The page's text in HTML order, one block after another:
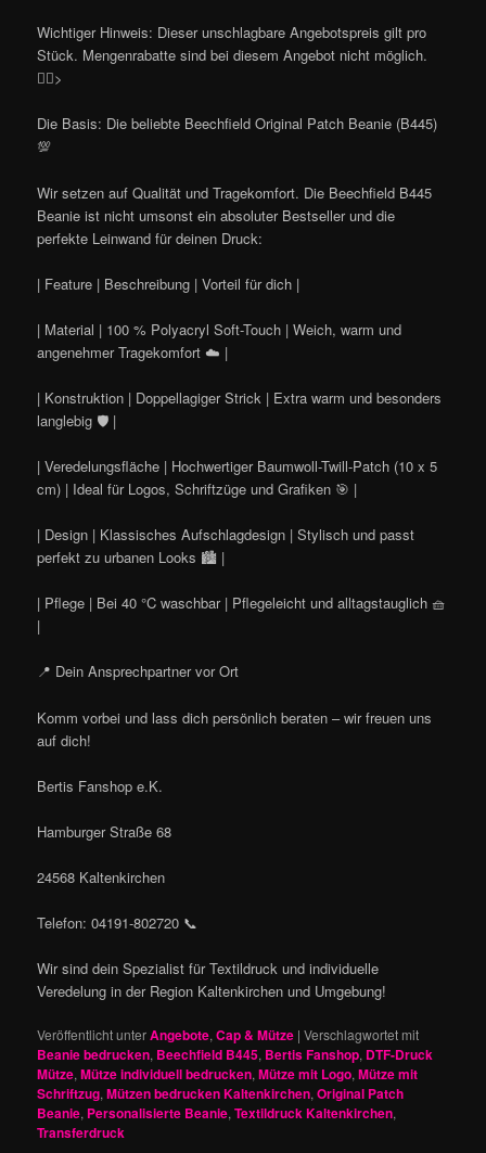
Wichtiger Hinweis: Dieser unschlagbare Angebotspreis gilt pro
Stück. Mengenrabatte sind bei diesem Angebot nicht möglich.
🙅‍♂️>
Die Basis: Die beliebte Beechfield Original Patch Beanie (B445)
💯
Wir setzen auf Qualität und Tragekomfort. Die Beechfield B445
Beanie ist nicht umsonst ein absoluter Bestseller und die
perfekte Leinwand für deinen Druck:
| Feature | Beschreibung | Vorteil für dich |
| Material | 100 % Polyacryl Soft-Touch | Weich, warm und
angenehmer Tragekomfort ☁️ |
| Konstruktion | Doppellagiger Strick | Extra warm und besonders
langlebig 🛡️ |
| Veredelungsfläche | Hochwertiger Baumwoll-Twill-Patch (10 x 5
cm) | Ideal für Logos, Schriftzüge und Grafiken 🎯 |
| Design | Klassisches Aufschlagdesign | Stylisch und passt
perfekt zu urbanen Looks 🏙️ |
| Pflege | Bei 40 °C waschbar | Pflegeleicht und alltagstauglich 🧺
|
📍 Dein Ansprechpartner vor Ort
Komm vorbei und lass dich persönlich beraten – wir freuen uns
auf dich!
Bertis Fanshop e.K.
Hamburger Straße 68
24568 Kaltenkirchen
Telefon: 04191-802720 📞
Wir sind dein Spezialist für Textildruck und individuelle
Veredelung in der Region Kaltenkirchen und Umgebung!
Veröffentlicht unterAngebote,Cap & Mütze |Verschlagwortet mit
Beanie bedrucken, Beechfield B445, Bertis Fanshop, DTF-Druck
Mütze,Mütze individuell bedrucken,Mütze mit Logo,Mütze mit
Schriftzug,Mützen bedrucken Kaltenkirchen,Original Patch
Beanie, Personalisierte Beanie,Textildruck Kaltenkirchen,
Transferdruck